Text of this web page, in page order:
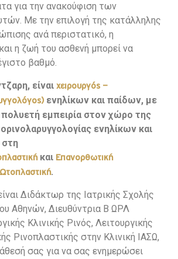
για την ανακούφιση των
Με την επιλογή της κατάλληλης
ανά περιστατικό, η
η ζωή του ασθενή μπορεί να
βαθμό.
είναι χειρουργός –
ενηλίκων και παίδων, με
εμπειρία στον χώρο της
ενηλίκων και
στη
και Επανορθωτική
Ωτοπλαστική.
Διδάκτωρ της Ιατρικής Σχολής
Αθηνών, Διευθύντρια Β ΩΡΛ
Κλινικής Ρινός, Λειτουργικής
Ρινοπλαστικής στην Κλινική ΙΑΣΩ,
σας για να σας ενημερώσει